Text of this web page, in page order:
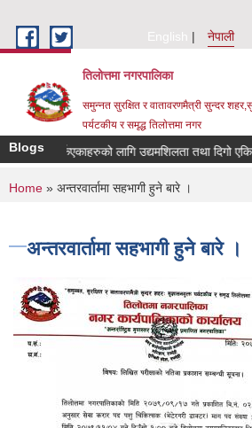
English
नेपाली
तिलोत्तमा नगरपालिका
समुन्नत सुरक्षित र वातावरणमैत्री सुन्दर
पर्यटकीय र समृद्ध तिलाेत्तमा नगर
Blogs
गरि फर्किएकाहरुको लागि उद्यमशिलता तथा दिगो
You are here
Home » अन्तरवार्तामा सहभागी हुने बारे ।
अन्तरवार्तामा सहभागी हुने बारे ।